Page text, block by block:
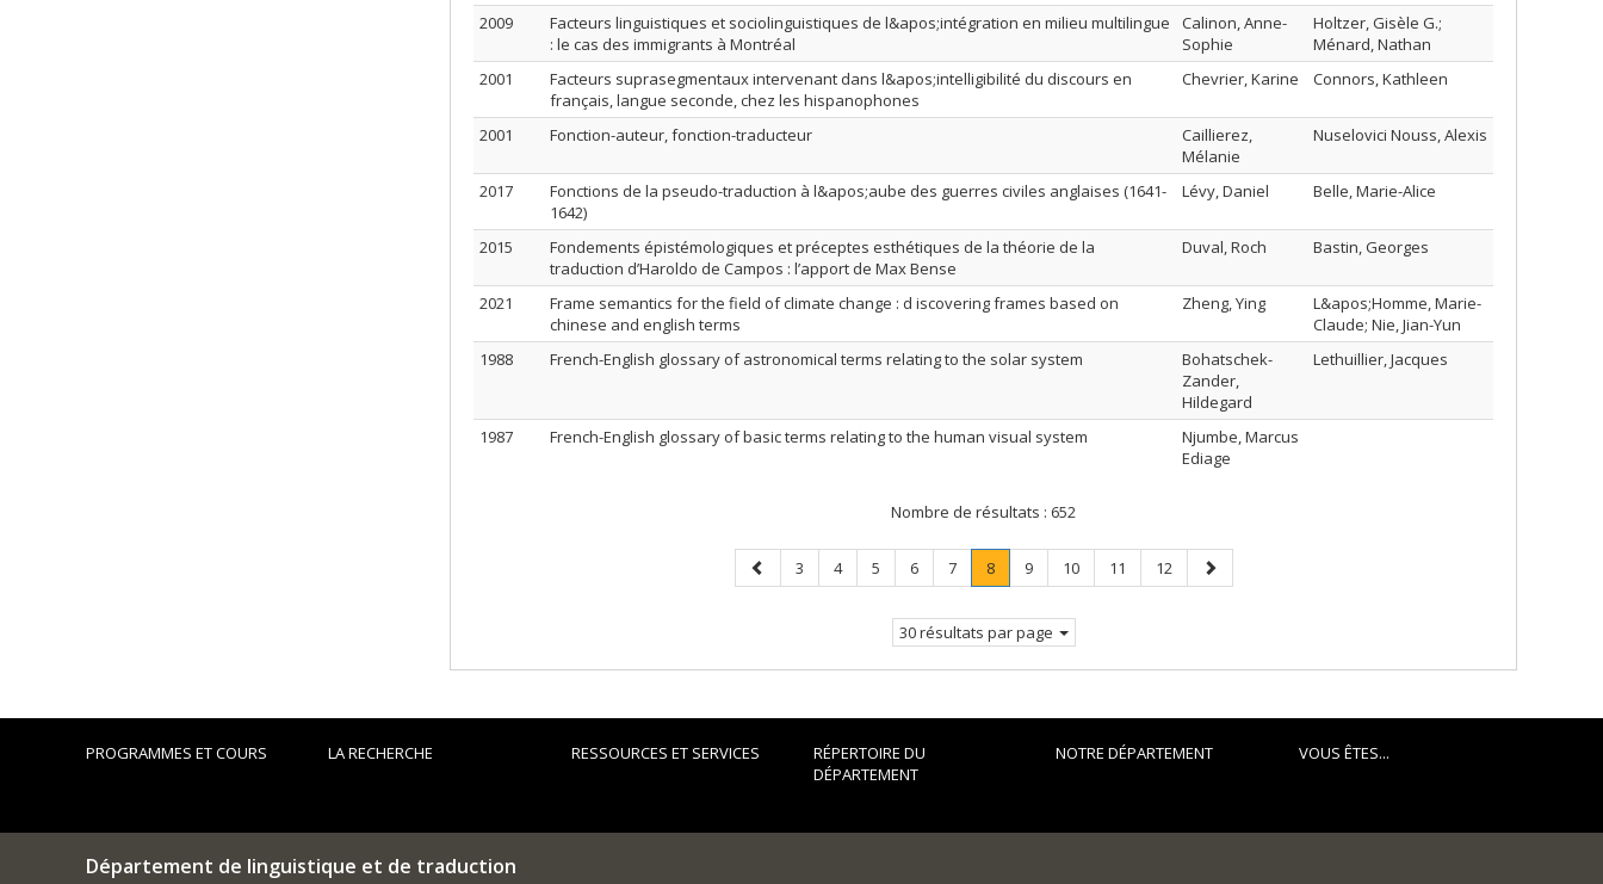
2009
Facteurs linguistiques et sociolinguistiques de l&apos;intégration en milieu multilingue
: le cas des immigrants à Montréal
Calinon, Anne-
Sophie
Holtzer, Gisèle G.;
Ménard, Nathan
2001
Facteurs suprasegmentaux intervenant dans l&apos;intelligibilité du discours en
français, langue seconde, chez les hispanophones
Chevrier, Karine Connors, Kathleen
2001 Fonction-auteur, fonction-traducteur
Caillierez,
Mélanie
Nuselovici Nouss, Alexis
2017
Fonctions de la pseudo-traduction à l&apos;aube des guerres civiles anglaises (1641-
1642)
Lévy, Daniel Belle, Marie-Alice
2015
Fondements épistémologiques et préceptes esthétiques de la théorie de la
traduction d’Haroldo de Campos : l’apport de Max Bense
Duval, Roch Bastin, Georges
2021
Frame semantics for the field of climate change : d iscovering frames based on
chinese and english terms
Zheng, Ying
L&apos;Homme, Marie-
Claude; Nie, Jian-Yun
1988
French-English glossary of astronomical terms relating to the solar system
Bohatschek-
Zander,
Hildegard
Lethuillier, Jacques
1987 French-English glossary of basic terms relating to the human visual system
Njumbe, Marcus
Ediage
Nombre de résultats : 652
Page
précédente
Page
3 Page
4 Page
5 Page
6 Page
7 Page
8.
Page
Page
9 Page
10 Page
11 Page
12
Page
suivante
30 résultats par page
PROGRAMMES ET COURS LA RECHERCHE RESSOURCES ET SERVICES
RÉPERTOIRE DU
DÉPARTEMENT
NOTRE DÉPARTEMENT VOUS ÊTES...
Département de linguistique et de traduction